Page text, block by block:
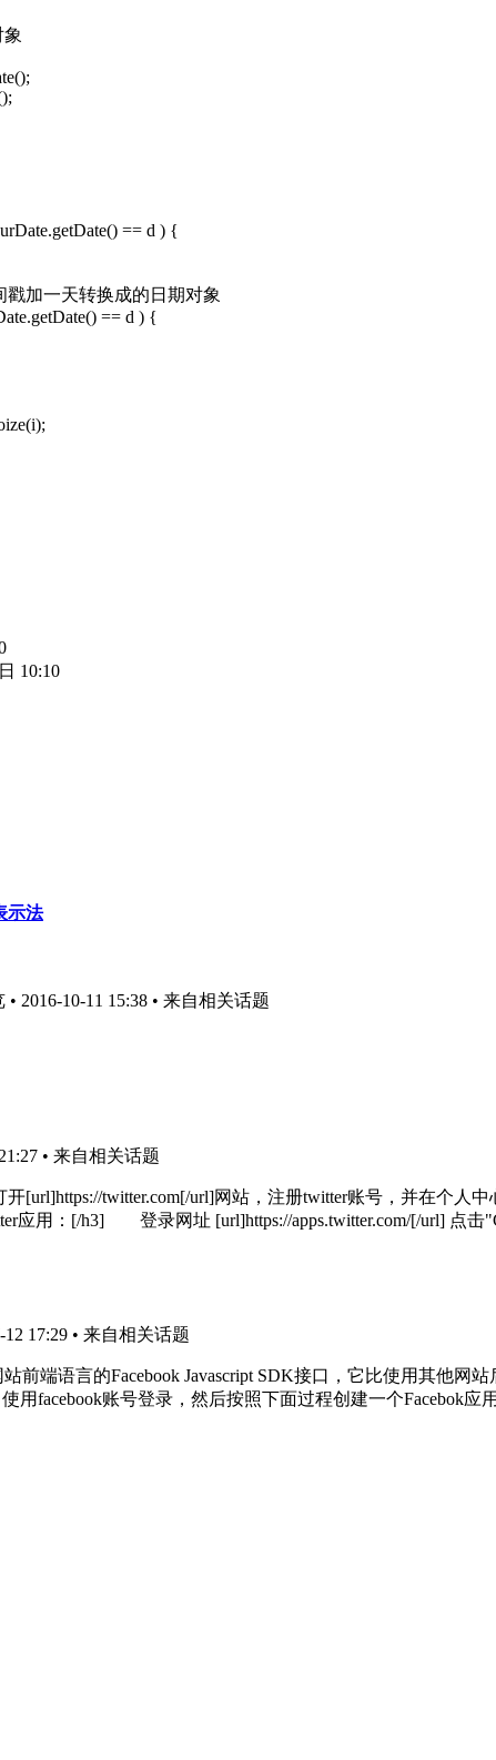
象
== d ) {
戳加一天转换成的日期对象
== d ) {
10:10
示法
2016-10-11 15:38 • 来自相关话题
• 来自相关话题
twitter.com[/url]网站，注册twitter账号，并在个人
用：[/h3] 登录网址 [url]https://apps.twitter.com/[/url] 点击
17:29 • 来自相关话题
端语言的Facebook Javascript SDK接口，它比使用其他网
用facebook账号登录，然后按照下面过程创建一个Facebok